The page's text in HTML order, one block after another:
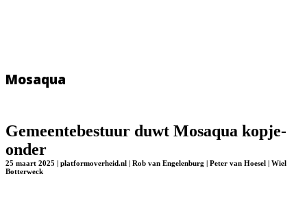
Mosaqua
Gemeentebestuur duwt Mosaqua kopje-
onder
25 maart 2025 | platformoverheid.nl | Rob van Engelenburg | Peter van Hoesel | Wiel
Botterweck